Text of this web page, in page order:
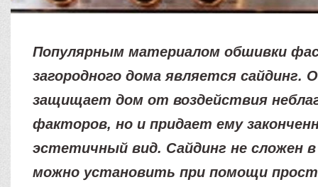
Популярным материалом обшивки
загородного дома является сайдинг.
защищает дом от воздействия
факторов, но и придает ему
эстетичный вид. Сайдинг не сложен
можно установить при помощи